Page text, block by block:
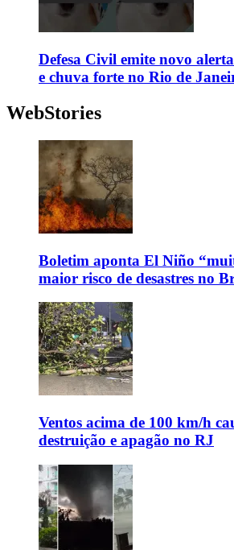
Defesa Civil emite novo
e chuva forte no Rio de
WebStories
Boletim aponta El Niño
maior risco de desastres no
Ventos acima de 100 km/h
destruição e apagão no RJ